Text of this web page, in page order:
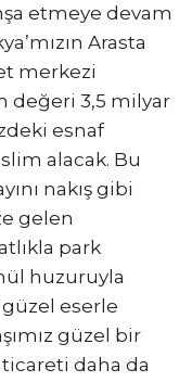
etmeye devam
Arasta
merkezi
değeri 3,5 milyar
esnaf
alacak. Bu
nakış gibi
gelen
park
huzuruyla
eserle
güzel bir
ticareti daha da